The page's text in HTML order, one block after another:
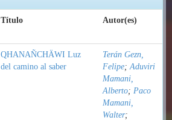
Título Autor(es)
QHANAÑCHÄWI Luz
del camino al saber
Terán Gezn,
Felipe;Aduviri
Mamani,
Alberto; Paco
Mamani,
Walter;